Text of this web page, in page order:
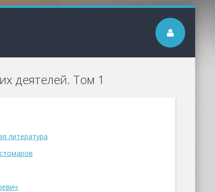
деятелей. Том 1
литература